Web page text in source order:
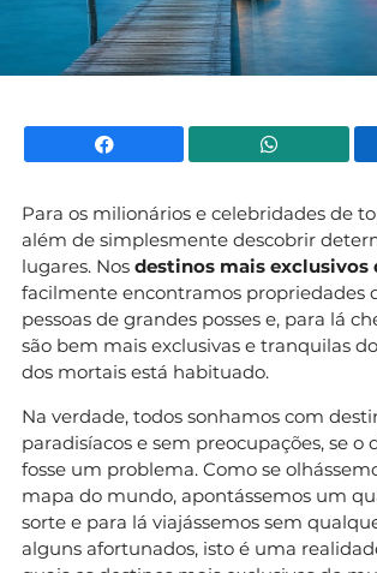
Facebook
Para os milionários e celebridades de
além de simplesmente descobrir
lugares. Nos destinos mais exclusivos
facilmente encontramos propriedades
pessoas de grandes posses e, para lá
são bem mais exclusivas e tranquilas
dos mortais está habituado.
Na verdade, todos sonhamos com
paradisíacos e sem preocupações, se o
fosse um problema. Como se
mapa do mundo, apontássemos um
sorte e para lá viajássemos sem
alguns afortunados, isto é uma